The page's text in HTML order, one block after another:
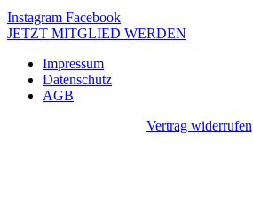
Instagram Facebook
JETZT MITGLIED WERDEN
Impressum
Datenschutz
AGB
Vertrag widerrufen